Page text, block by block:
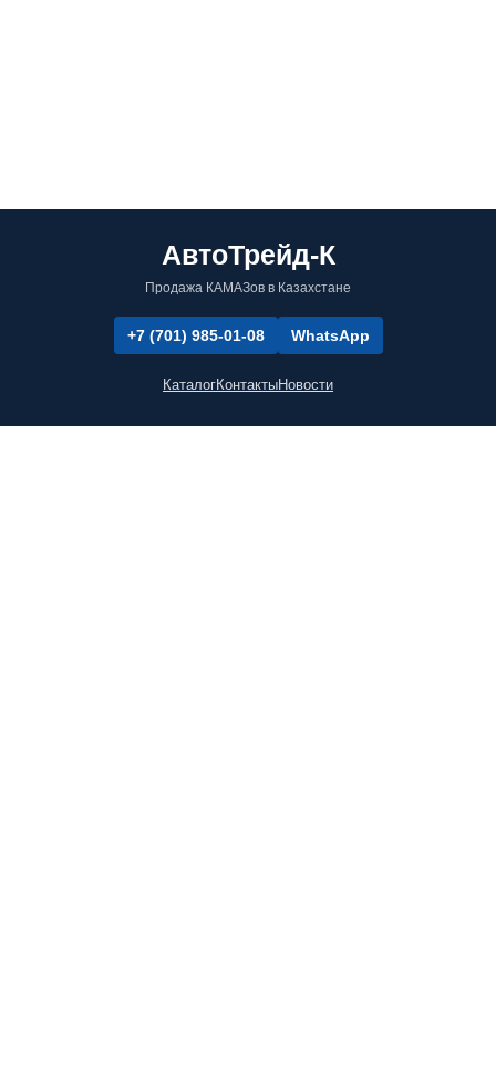
АвтоТрейд-К
Продажа КАМАЗов в Казахстане
+7 (701) 985-01-08 WhatsApp
КаталогКонтактыНовости